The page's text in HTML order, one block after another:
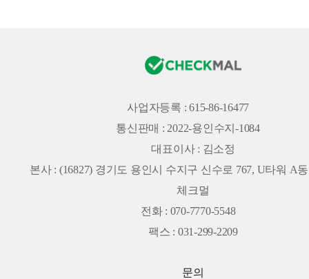
사업자등록 : 615-86-16477
통신판매 : 2022-용인수지-1084
대표이사 : 김소정
본사 : (16827) 경기도 용인시 수지구 신수로 767, U타워 A
체크멀
전화 : 070-7770-5548
팩스 : 031-299-2209
문의